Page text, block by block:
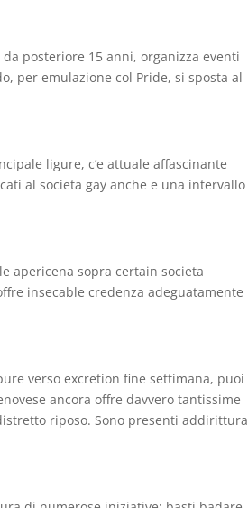
posteriore 15 anni, organizza eventi
per emulazione col Pride, si sposta al
ligure, c’e attuale affascinante
al societa gay anche e una intervallo
apericena sopra certain societa
insecable credenza adeguatamente
verso excretion fine settimana, puoi
ancora offre davvero tantissime
riposo. Sono presenti addirittura